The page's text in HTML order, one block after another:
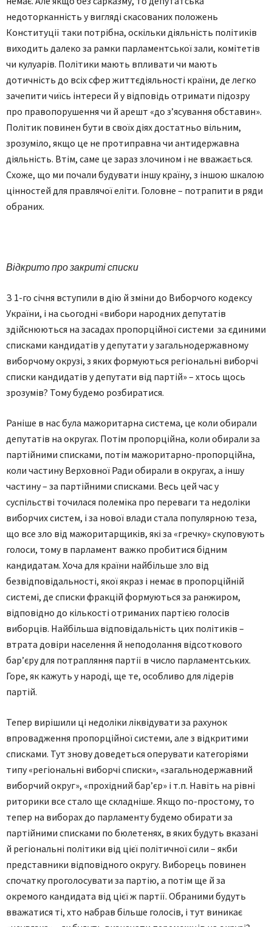
недоторканність у вигляді скасованих положень
Конституції таки потрібна, оскільки діяльність політиків
виходить далеко за рамки парламентської зали, комітетів
чи кулуарів. Політики мають впливати чи мають
дотичність до всіх сфер життєдіяльності країни, де легко
зачепити чиїсь інтереси й у відповідь отримати підозру
про правопорушення чи й арешт «до з’ясування обставин».
Політик повинен бути в своїх діях достатньо вільним,
зрозуміло, якщо це не протиправна чи антидержавна
діяльність. Втім, саме це зараз злочином і не вважається.
Схоже, що ми почали будувати іншу країну, з іншою шкалою
цінностей для правлячої еліти. Головне – потрапити в ряди
обраних.
Відкрито про закриті списки
З 1-го січня вступили в дію й зміни до Виборчого кодексу
України, і на сьогодні «вибори народних депутатів
здійснюються на засадах пропорційної системи за єдиними
списками кандидатів у депутати у загальнодержавному
виборчому окрузі, з яких формуються регіональні виборчі
списки кандидатів у депутати від партій» – хтось щось
зрозумів? Тому будемо розбиратися.
Раніше в нас була мажоритарна система, це коли обирали
депутатів на округах. Потім пропорційна, коли обирали за
партійними списками, потім мажоритарно-пропор­ційна,
коли частину Верховної Ради обирали в округах, а іншу
частину – за партійними списками. Весь цей час у
суспільстві точилася полеміка про переваги та недоліки
виборчих систем, і за нової влади стала популярною теза,
що все зло від мажоритарщиків, які за «гречку» скуповують
голоси, тому в парламент важко пробитися бідним
кандидатам. Хоча для країни найбільше зло від
безвідповідальності, якої якраз і немає в пропорційній
системі, де списки фракцій формуються за ранжиром,
відповідно до кількості отриманих партією голосів
виборців. Найбільша відповідальність цих політиків –
втрата довіри населення й неподолання відсот­кового
бар’єру для потрапляння партії в число парламентських.
Горе, як кажуть у народі, ще те, особливо для лідерів
партій.
Тепер вирішили ці недоліки ліквідувати за рахунок
впровадження пропорційної системи, але з відкритими
списками. Тут знову доведеться оперувати категоріями
типу «регіональні виборчі списки», «загальнодержавний
виборчий округ», «прохідний бар’єр» і т.п. Навіть на рівні
риторики все стало ще складніше. Якщо по-простому, то
тепер на виборах до парламенту будемо обирати за
партійними списками по бюлетенях, в яких будуть вказані
й регіональні політики від цієї політичної сили – якби
представники відповідного округу. Виборець повинен
спочатку проголосувати за партію, а потім ще й за
окремого кандидата від цієї ж партії. Обраними будуть
вважатися ті, хто набрав більше голосів, і тут виникає